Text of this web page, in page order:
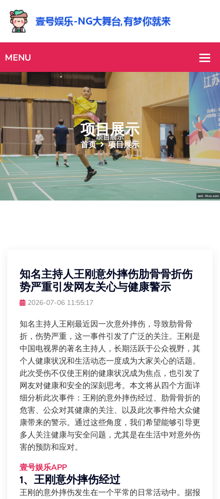
项目展示
首页 项目展示
知名主持人王刚意外摔伤肋骨骨折伤
势严重引发网友关心与健康警示
2026-07-06 11:55:17
知名主持人王刚最近因一次意外摔伤，导致肋骨骨
折，伤势严重，这一事件引发了广泛的关注。王刚是
中国电视界的著名主持人，长期活跃于公众视野，其
个人健康状况和生活动态一度成为大家关心的话题。
此次受伤不仅使王刚的健康状况成为焦点，也引发了
网友对健康和安全的深刻思考。本文将从四个方面详
细分析此次事件：王刚的意外摔伤经过、肋骨骨折的
危害、公众对其健康的关注、以及此次事件给大众健
康带来的警示。通过这些角度，我们希望能够引导更
多人关注健康与安全问题，尤其是在生活中对意外伤
害的预防和应对。
壹号娱乐APP
1、王刚意外摔伤经过
王刚的意外摔伤发生在一个平常的日常活动中。据报